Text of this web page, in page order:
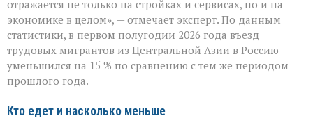
перемену»:
поток
трудовых
мигрантов
в
РФ
отражается не только на стройках и сервисах, но и на
экономике в целом», — отмечает эксперт. По данным
статистики, в первом полугодии 2026 года въезд
трудовых мигрантов из Центральной Азии в Россию
уменьшился на 15 % по сравнению с тем же периодом
прошлого года.
Кто едет и насколько меньше